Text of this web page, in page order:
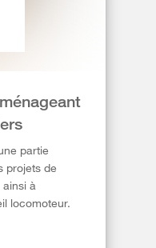
partie
projets de
à
locomoteur.